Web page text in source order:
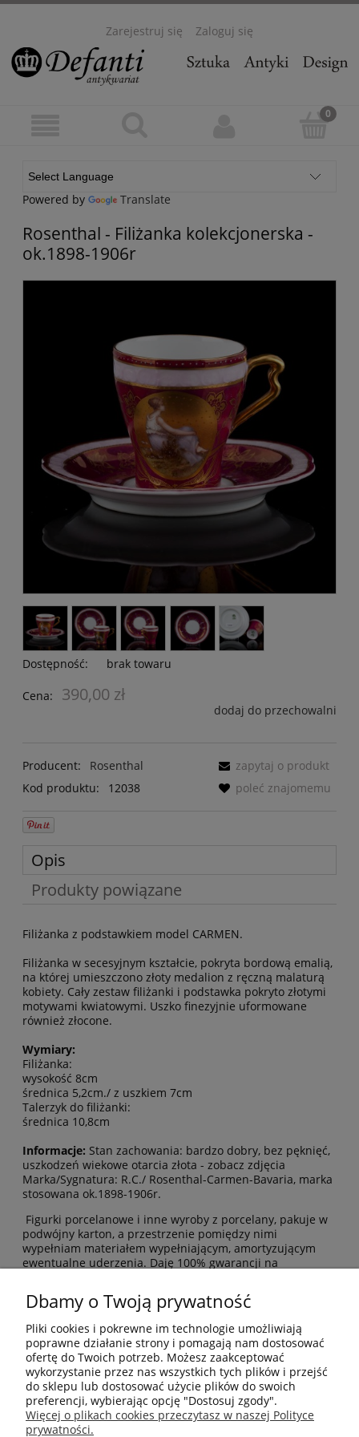
Zarejestruj się Zaloguj się
Powered by Translate
Rosenthal - Filiżanka kolekcjonerska -
ok.1898-1906r
Dostępność: brak towaru
Cena: 390,00 zł
dodaj do przechowalni
Producent:
Rosenthal
Kod produktu:
12038
zapytaj o produkt
poleć znajomemu
Opis
Produkty powiązane
Filiżanka z podstawkiem model CARMEN.
Filiżanka w secesyjnym kształcie, pokryta bordową emalią,
na której umieszczono złoty medalion z ręczną malaturą
kobiety. Cały zestaw filiżanki i podstawka pokryto złotymi
motywami kwiatowymi. Uszko finezyjnie uformowane
również złocone.
Wymiary:
Filiżanka:
wysokość 8cm
średnica 5,2cm./ z uszkiem 7cm
Talerzyk do filiżanki:
średnica 10,8cm
Informacje: Stan zachowania: bardzo dobry, bez pęknięć,
uszkodzeń wiekowe otarcia złota - zobacz zdjęcia
Marka/Sygnatura: R.C./ Rosenthal-Carmen-Bavaria, marka
stosowana ok.1898-1906r.
Figurki porcelanowe i inne wyroby z porcelany, pakuje w
podwójny karton, a przestrzenie pomiędzy nimi
wypełniam materiałem wypełniającym, amortyzującym
ewentualne uderzenia. Daję 100% gwarancji na
transportu.
MOJE KONTO
PŁATNOŚCI I DOSTAWA
INFORMACJE
Dbamy o Twoją prywatność
Pliki cookies i pokrewne im technologie umożliwiają
poprawne działanie strony i pomagają nam dostosować
ofertę do Twoich potrzeb. Możesz zaakceptować
wykorzystanie przez nas wszystkich tych plików i przejść
do sklepu lub dostosować użycie plików do swoich
preferencji, wybierając opcję "Dostosuj zgody".
Więcej o plikach cookies przeczytasz w naszej Polityce
prywatności.